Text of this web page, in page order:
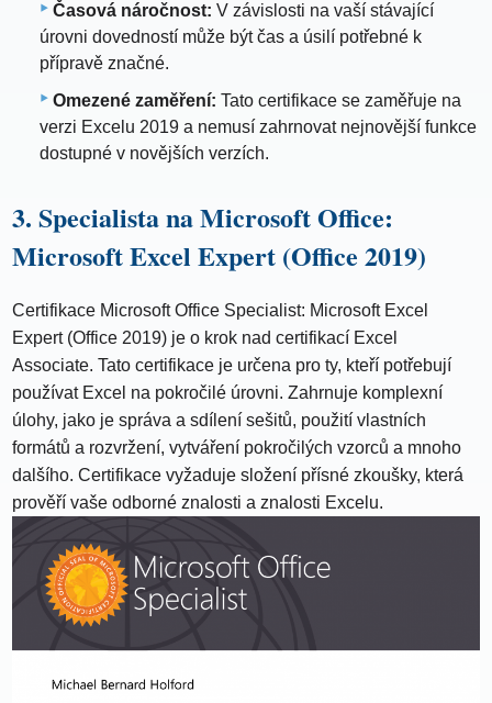
Časová náročnost: V závislosti na vaší stávající
úrovni dovedností může být čas a úsilí potřebné k
přípravě značné.
Omezené zaměření: Tato certifikace se zaměřuje na
verzi Excelu 2019 a nemusí zahrnovat nejnovější funkce
dostupné v novějších verzích.
3. Specialista na Microsoft Office:
Microsoft Excel Expert (Office 2019)
Certifikace Microsoft Office Specialist: Microsoft Excel
Expert (Office 2019) je o krok nad certifikací Excel
Associate. Tato certifikace je určena pro ty, kteří potřebují
používat Excel na pokročilé úrovni. Zahrnuje komplexní
úlohy, jako je správa a sdílení sešitů, použití vlastních
formátů a rozvržení, vytváření pokročilých vzorců a mnoho
dalšího. Certifikace vyžaduje složení přísné zkoušky, která
prověří vaše odborné znalosti a znalosti Excelu.